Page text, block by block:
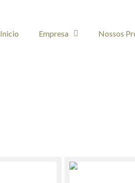
Inicio Empresa Nossos